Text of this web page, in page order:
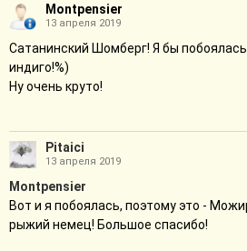
Montpensier
13 апреля 2019
Сатанинский Шомберг! Я бы побоялась
индиго!%)
Ну очень круто!
Pitaici
13 апреля 2019
Montpensier
Вот и я побоялась, поэтому это -
рыжий немец! Большое спасибо!